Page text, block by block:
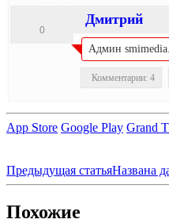
Дмитрий
0
Админ
Комментарии: 4
App Store Google Play Grand
Предыдущая статьяНазвана
Похожие